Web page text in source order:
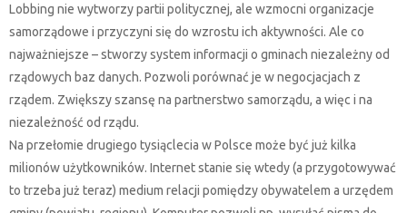
Lobbing nie wytworzy partii politycznej, ale wzmocni organizacje
samorządowe i przyczyni się do wzrostu ich aktywności. Ale co
najważniejsze – stworzy system informacji o gminach niezależny od
rządowych baz danych. Pozwoli porównać je w negocjacjach z
rządem. Zwiększy szansę na partnerstwo samorządu, a więc i na
niezależność od rządu.
Na przełomie drugiego tysiąclecia w Polsce może być już kilka
milionów użytkowników. Internet stanie się wtedy (a przygotowywać
to trzeba już teraz) medium relacji pomiędzy obywatelem a urzędem